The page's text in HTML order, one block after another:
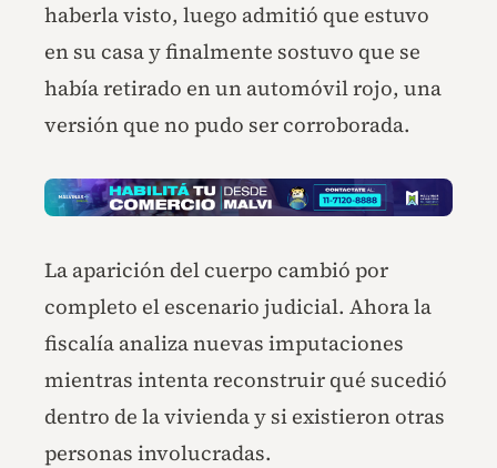
haberla visto, luego admitió que estuvo
en su casa y finalmente sostuvo que se
había retirado en un automóvil rojo, una
versión que no pudo ser corroborada.
La aparición del cuerpo cambió por
completo el escenario judicial. Ahora la
fiscalía analiza nuevas imputaciones
mientras intenta reconstruir qué sucedió
dentro de la vivienda y si existieron otras
personas involucradas.